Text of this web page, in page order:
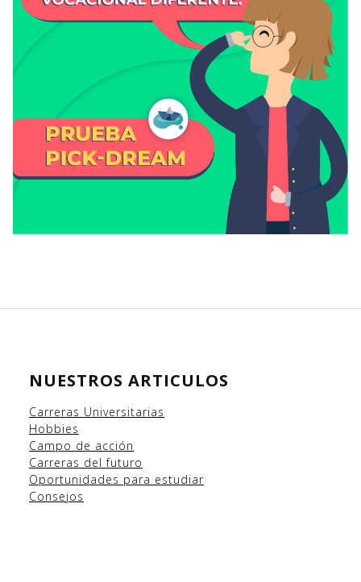
NUESTROS ARTICULOS
Carreras Universitarias
Hobbies
Campo de acción
Carreras del futuro
Oportunidades para estudiar
Consejos